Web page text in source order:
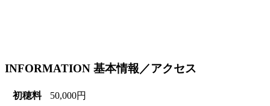
INFORMATION 基本情報／アクセス
初穂料 50,000円